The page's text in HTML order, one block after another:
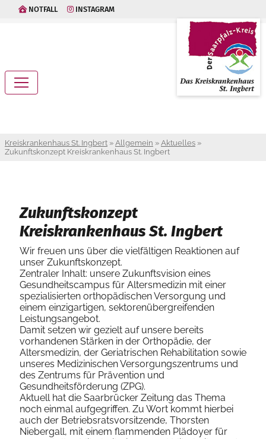
NOTFALL INSTAGRAM
Kreiskrankenhaus St. Ingbert » Allgemein » Aktuelles »
Zukunftskonzept Kreiskrankenhaus St. Ingbert
Zukunftskonzept
Kreiskrankenhaus St. Ingbert
Wir freuen uns über die vielfältigen Reaktionen auf
unser Zukunftskonzept.
Zentraler Inhalt: unsere Zukunftsvision eines
Gesundheitscampus für Altersmedizin mit einer
spezialisierten orthopädischen Versorgung und
einem einzigartigen, sektorenübergreifenden
Leistungsangebot.
Damit setzen wir gezielt auf unsere bereits
vorhandenen Stärken in der Orthopädie, der
Altersmedizin, der Geriatrischen Rehabilitation sowie
unseres Medizinischen Versorgungszentrums und
des Zentrums für Prävention und
Gesundheitsförderung (ZPG).
Aktuell hat die Saarbrücker Zeitung das Thema
noch einmal aufgegriffen. Zu Wort kommt hierbei
auch der Betriebsratsvorsitzende, Thorsten
Niebergall, mit einem flammenden Plädoyer für